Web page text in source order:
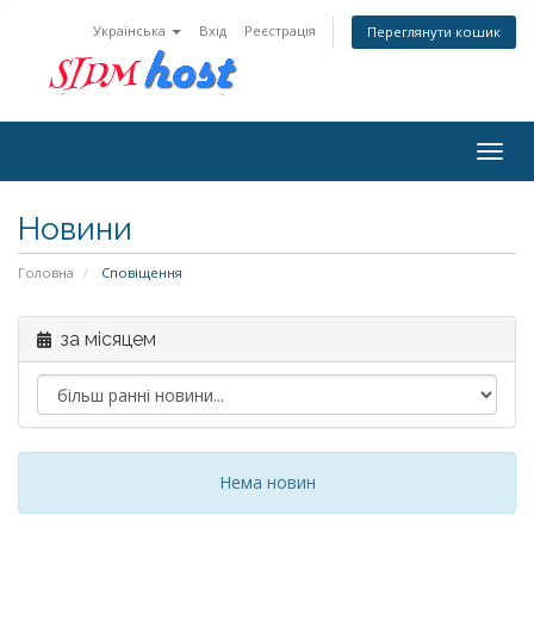
Українська Вхід Реєстрація Переглянути кошик
Новини
Головна Сповіщення
за місяцем
Нема новин